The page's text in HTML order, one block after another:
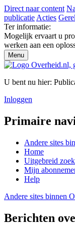
Direct naar content
publicatie Acties
Ter informatie:
Mogelijk ervaart u
werken aan een
Menu
U bent nu hier:
Inloggen
Primaire
Andere sites
Home
Uitgebreid
Mijn
Help
Andere sites binnen
Berichten